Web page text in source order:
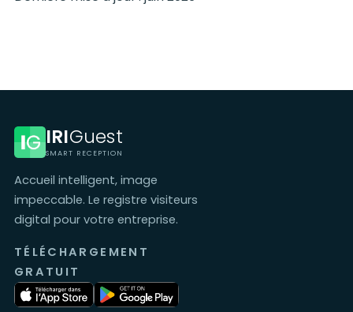
IRIGuest
SMART RECEPTION
Accueil intelligent, image
impeccable. Le registre visiteurs
digital pour votre entreprise.
TÉLÉCHARGEMENT
GRATUIT